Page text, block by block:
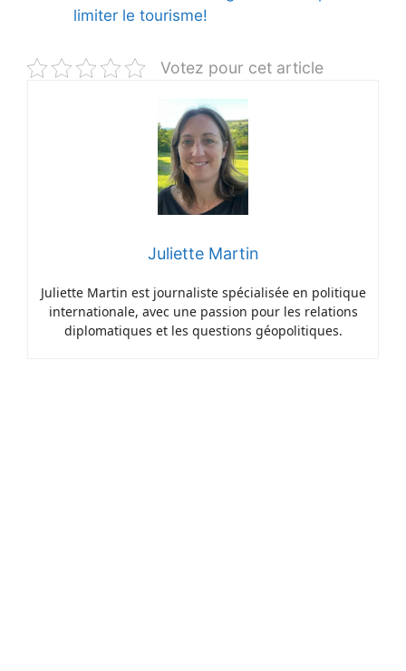
limiter le tourisme!
Votez pour cet article
Juliette Martin
Juliette Martin est journaliste spécialisée en politique
internationale, avec une passion pour les relations
diplomatiques et les questions géopolitiques.